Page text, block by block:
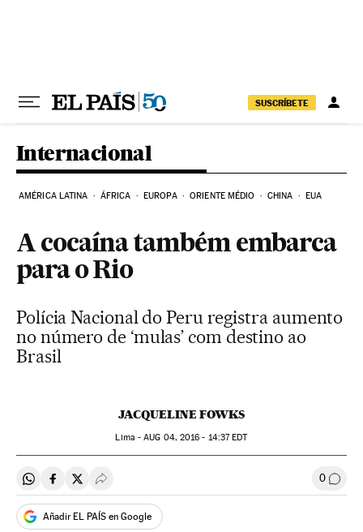
SUSCRÍBETE
Internacional
AMÉRICA LATINA ÁFRICA EUROPA ORIENTE MÉDIO CHINA EUA
A cocaína também embarca
para o Rio
Polícia Nacional do Peru registra aumento
no número de ‘mulas’ com destino ao
Brasil
JACQUELINE FOWKS
Lima -AUG 04, 2016 - 14:37EDT
Compartir en Whatsapp
Compartir en Facebook
Compartir en Twitter
Desplegar Redes Sociales 0
Añadir EL PAÍS en Google